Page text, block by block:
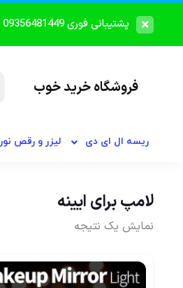
پشتیبانی فوری 09356481449
فروشگاه خرید خوب
ریسه ال ای دی لیزر و رقص نور
لامپ برای ایینه
نمایش یک نتیجه